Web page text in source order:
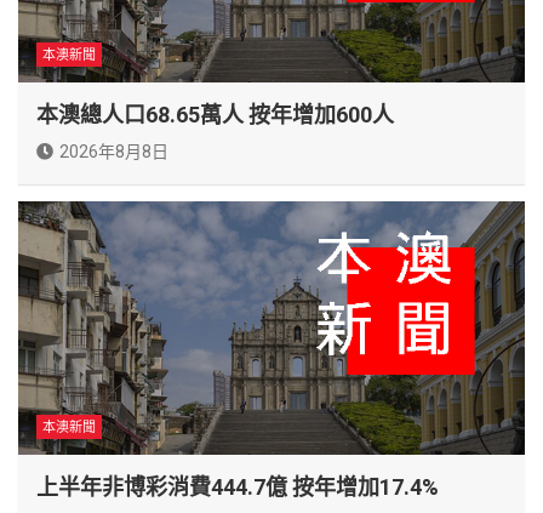
本澳新聞
本澳總人口68.65萬人 按年增加600人
2026年8月8日
本澳新聞
上半年非博彩消費444.7億 按年增加17.4%